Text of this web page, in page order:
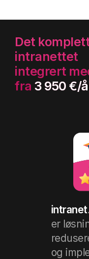
Det
intranettet
integrert
fra 3 950 €/
er
og